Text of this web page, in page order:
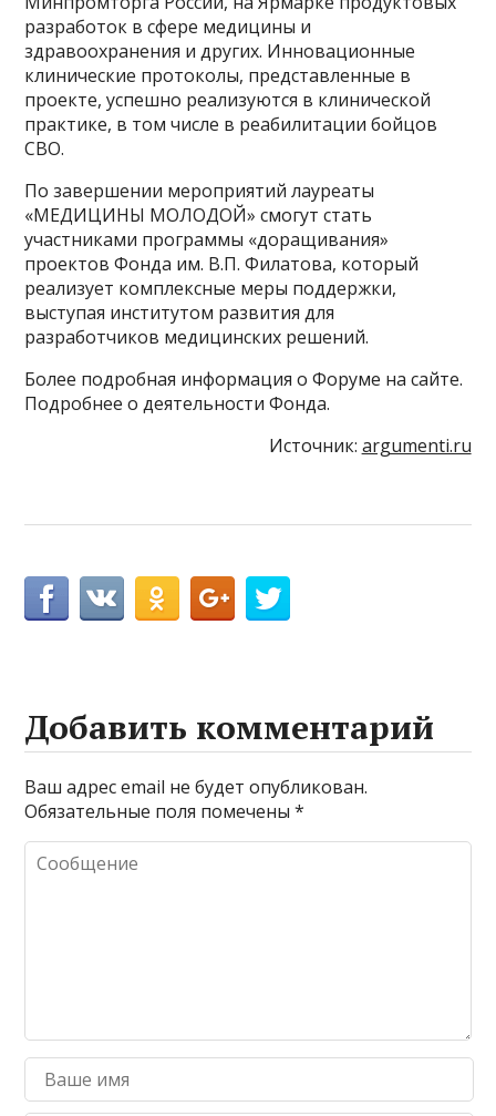
разработок в сфере медицины и
здравоохранения и других. Инновационные
клинические протоколы, представленные в
проекте, успешно реализуются в клинической
практике, в том числе в реабилитации бойцов
СВО.
По завершении мероприятий лауреаты
«МЕДИЦИНЫ МОЛОДОЙ» смогут стать
участниками программы «доращивания»
проектов Фонда им. В.П. Филатова, который
реализует комплексные меры поддержки,
выступая институтом развития для
разработчиков медицинских решений.
Более подробная информация о Форуме на сайте.
Подробнее о деятельности Фонда.
Источник: argumenti.ru
Добавить комментарий
Ваш адрес email не будет опубликован.
Обязательные поля помечены*